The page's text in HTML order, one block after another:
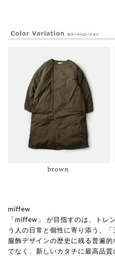
miffew
「miffew」 が目指すのは、トレ
う人の日常と個性に寄り添う、「
服飾デザインの歴史に残る普遍
でなく、新しいカタチに最高品